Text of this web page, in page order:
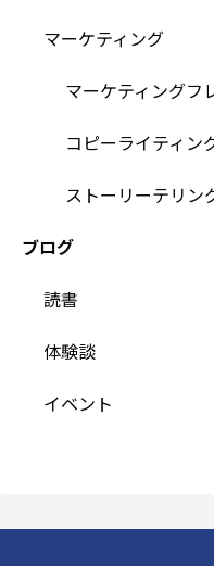
マーケティング
マーケティングフ
コピーライティン
ストーリーテリン
ブログ
読書
体験談
イベント